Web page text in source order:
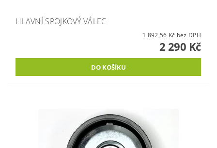
HLAVNÍ SPOJKOVÝ VÁLEC
1 892,56 Kč bez DPH
2 290 Kč